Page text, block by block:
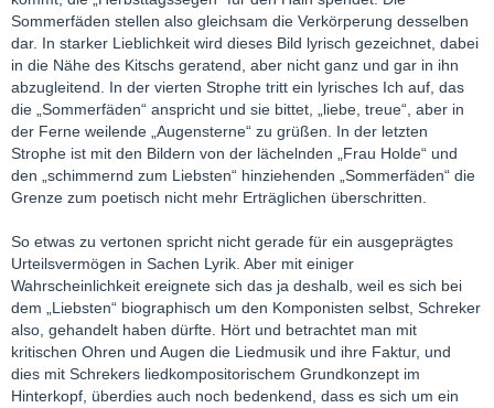
Sommerfäden stellen also gleichsam die Verkörperung desselben
dar. In starker Lieblichkeit wird dieses Bild lyrisch gezeichnet, dabei
in die Nähe des Kitschs geratend, aber nicht ganz und gar in ihn
abzugleitend. In der vierten Strophe tritt ein lyrisches Ich auf, das
die „Sommerfäden“ anspricht und sie bittet, „liebe, treue“, aber in
der Ferne weilende „Augensterne“ zu grüßen. In der letzten
Strophe ist mit den Bildern von der lächelnden „Frau Holde“ und
den „schimmernd zum Liebsten“ hinziehenden „Sommerfäden“ die
Grenze zum poetisch nicht mehr Erträglichen überschritten.
So etwas zu vertonen spricht nicht gerade für ein ausgeprägtes
Urteilsvermögen in Sachen Lyrik. Aber mit einiger
Wahrscheinlichkeit ereignete sich das ja deshalb, weil es sich bei
dem „Liebsten“ biographisch um den Komponisten selbst, Schreker
also, gehandelt haben dürfte. Hört und betrachtet man mit
kritischen Ohren und Augen die Liedmusik und ihre Faktur, und
dies mit Schrekers liedkompositorischem Grundkonzept im
Hinterkopf, überdies auch noch bedenkend, dass es sich um ein